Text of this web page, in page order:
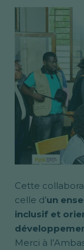
Cette
celle d’un
inclusif et
Merci à